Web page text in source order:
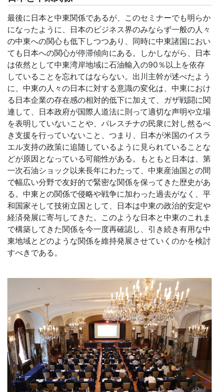
最後に日本と中東関係であるが、このセミナーでも明らか
になったように、日本のビジネス界のみならず一般の人々
の中東への関心も低下しつつあり、同時に中東諸国におい
ても日本への関心が停滞傾向にある。しかしながら、日本
は依然として中東湾岸地域に石油輸入の90 ％以上を依存
していることを忘れてはならない。出川主幹が述べたよう
に、中東の人々の日本に対する意識の変化は、 中東におけ
る日本企業の存在感の相対的低下に加えて、 ガザ戦闘に関
連して、 日本政府が国際人道法に則って適切な声明や立場
を表明していないことや、 パレスチナの民衆に対し然るべ
き支援を行っていないこと、 つまり、日本が米国のイスラ
エル支持の政策に追随しているように 見られていることな
どが原因となっている可能性がある。もともと日本は、第
一次石油ショック以来長年にわたって、中東産油国との間
で幅広い分野で友好的で緊密な関係を保ってきた歴史があ
る。中東との関係で侵略や戦争に加わった過去がなく、平
和国家そして技術立国として、日本は中東の政治的安定や
経済発展に寄与してきた。このような日本と中東のこれま
で構築してきた関係を今一度再確認し、引き続き有用な中
東地域とどのような関係を維持発展させていくのかを検討
すべきである。